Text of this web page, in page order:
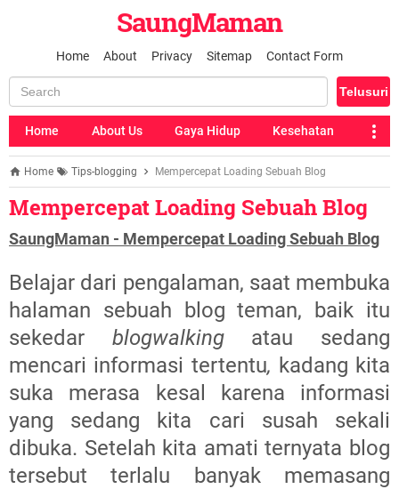
SaungMaman
Home About Privacy Sitemap Contact Form
Home About Us Gaya Hidup Kesehatan
Home Tips-blogging Mempercepat Loading Sebuah Blog
Mempercepat Loading Sebuah Blog
SaungMaman - Mempercepat Loading Sebuah Blog
Belajar dari pengalaman, saat membuka
halaman sebuah blog teman, baik itu
sekedar blogwalking atau sedang
mencari informasi tertentu, kadang kita
suka merasa kesal karena informasi
yang sedang kita cari susah sekali
dibuka. Setelah kita amati ternyata blog
tersebut terlalu banyak memasang